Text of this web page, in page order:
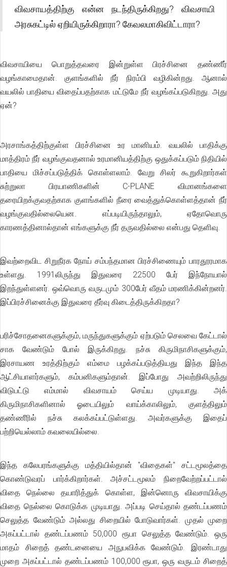
விவசாயத்திற்கு என்ன நடந்திருக்கிறது? விவசாயி
அரசுகட்டில் ஏறியிருக்கிறாரா? கேவலமாகிவிட்டாரா?
விவசாயியை பொறுத்தவரை இன்றுள்ள பிரச்சினை தண்ணீர்
வழங்காமைதான். குளங்களில் நீர் நிரம்பி வழிகின்றது. ஆனால்
வயலில் பாதியை விதைப்பதற்காக மட்டுமே நீர் வழங்கப்படுகிறது. அது
ஏன்?
அரசாங்கத்திற்குள்ள பிரச்சினை உர மானியம். வயலில் பாதிக்கு
மாத்திரம் நீர் வழங்குவதனால் உரமானியத்திற்கு ஒதுக்கப்படும் நிதியில்
பாதியை மிச்சப்படுத்திக் கொள்ளலாம். வேறு சிலர் கூறுகிறார்கள்
சுற்றுலா பிரயாணிகளின் C-PLANE விமானங்களை
தரையிறக்குவதற்காக குளங்களில் நீரை வைத்துக்கொள்ளத்தான் நீர்
வழங்குவதில்லையென. எப்படியிருந்தாலும், ஏதோவொரு
காரணத்தினால்தான் எங்களுக்கு நீர் தருவதில்லை என்பது தெளிவு.
இவற்றைவிட சிறுநீரக நோய் சம்பந்தமான பிரச்சிணையும் பாரதூரமாக
உள்ளது. 1991லிருந்து இதுவரை 22500 பேர் இந்நோயால்
இறந்துள்ளனர். ஒவ்வொரு வருடமும் 300பேர் வீதம் மரணிக்கின்றனர்.
இப்பிரச்சினைக்கு இதுவரை தீர்வு கிடைத்திருக்கிறதா?
பரிச்சோதனைகளுக்கும், மருந்துகளுக்கும் ஏற்படும் செலவை கேட்டால்
சாக வேண்டும் போல் இருக்கிறது. நச்சு கிருமிநாசிகளுக்கும்,
இரசாயண உரத்திற்கும் எம்மை பழக்கப்படுத்தியது இந்த இந்த
ஆட்சியாளர்களும், கம்பனிகளும்தான். இப்போது அவற்றிலிருந்து
விடுபட்டு எம்மால் விவசாயம் செய்ய முடியாது. அக்
கிருமிநாசிகளினால் ஓடையிலும் வாய்க்காலிலும், குளத்திலும்
தண்ணீரில் நச்சு கலக்கப்பட்டுள்ளது. அவர்களுக்கு இதைப்
பற்றியெல்லாம் கவலையில்லை.
இந்த கலேபரங்களுக்கு மத்தியில்தான் "விதைகள்" சட்டமூலத்தை
கொண்டுவரப் பார்க்கிறார்கள். அச்சட்டமூலம் நிறைவேற்றப்பட்டால்
விதை நெல்லை தயாரித்துக் கொள்ள, இன்னொரு விவசாயிக்கு
விதை நெல்லை கொடுக்க முடியாது. அப்படி செய்தால் தண்டப்பணம்
செலுத்த வேண்டும் அல்லது சிறையில் போடுவார்கள். முதல் முறை
அகப்பட்டால் தண்டப்பணம் 50,000 ரூபா செலுத்த வேண்டும். ஒரு
மாதம் சிறைத் தண்டனையை அநுபவிக்க வேண்டும். இரண்டாது
முறை அகப்பட்டால் தண்டப்பணம் 100,000 ரூபா, ஒரு வருடம் சிறைத்